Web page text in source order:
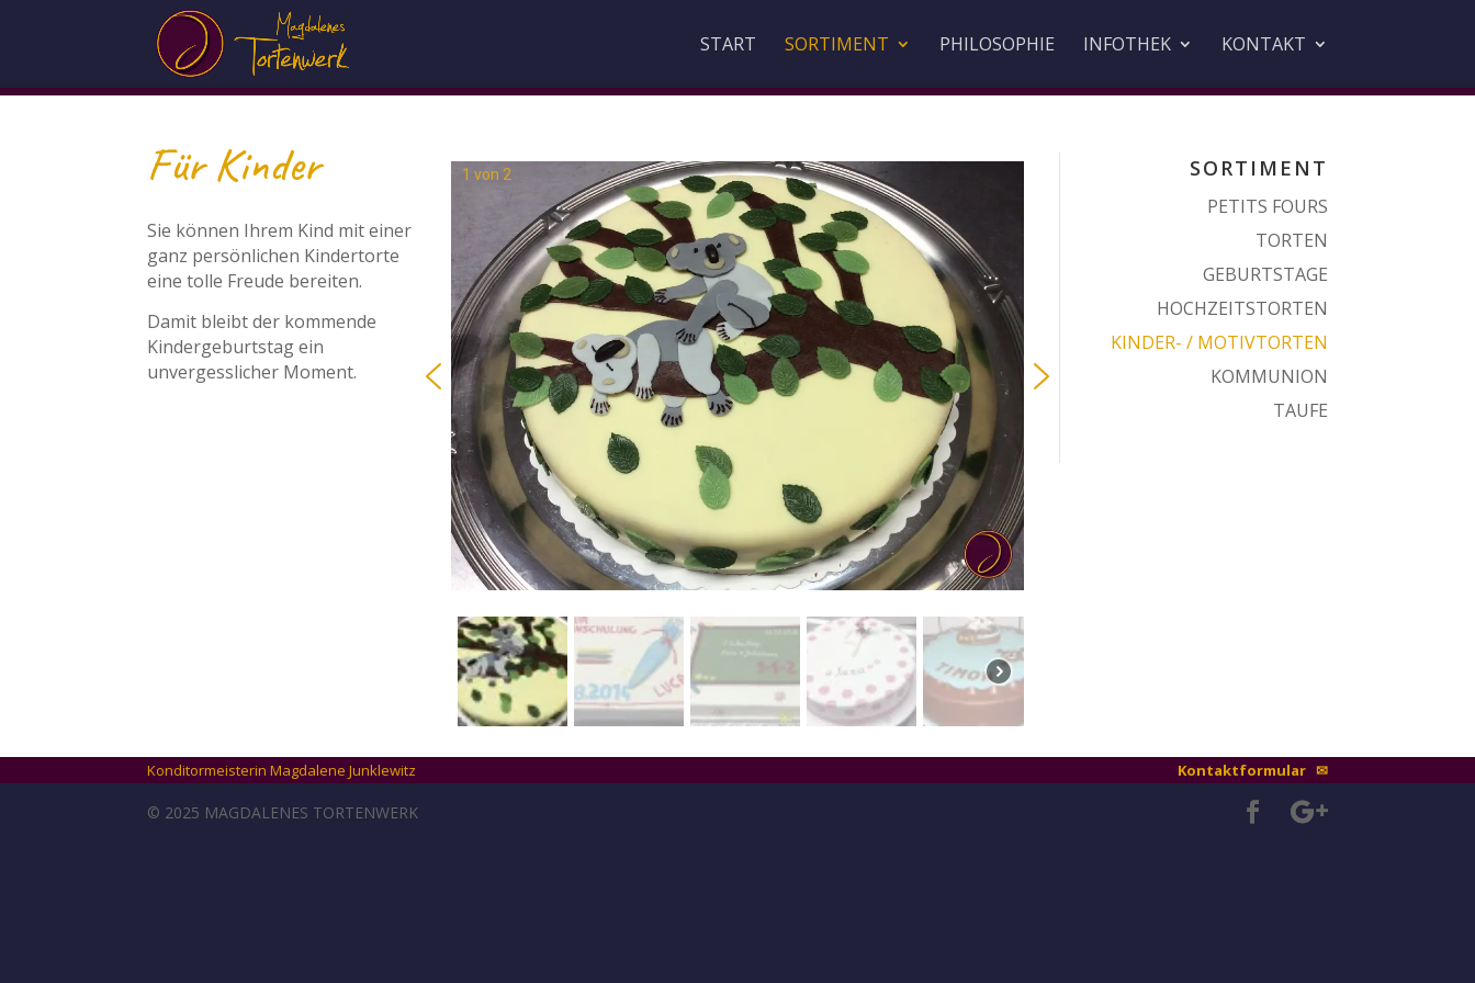
START SORTIMENT PHILOSOPHIE INFOTHEK KONTAKT
Für Kinder
Sie können Ihrem Kind mit einer
ganz persönlichen Kindertorte
eine tolle Freude bereiten.
Damit bleibt der kommende
Kindergeburtstag ein
unvergesslicher Moment.
1 von 2 SORTIMENT
PETITS FOURS
TORTEN
GEBURTSTAGE
HOCHZEITSTORTEN
KINDER- / MOTIVTORTEN
KOMMUNION
TAUFE
Konditormeisterin Magdalene Junklewitz Kontaktformular ✉
© 2025 MAGDALENES TORTENWERK